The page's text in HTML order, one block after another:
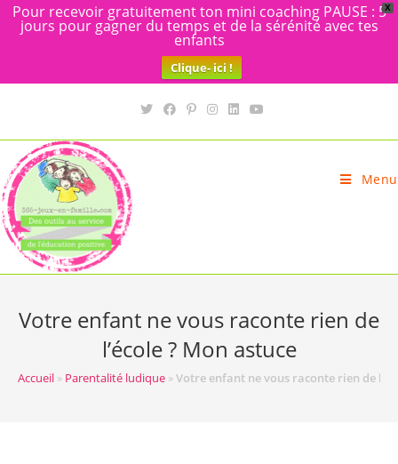
X
Pour recevoir gratuitement ton mini coaching PAUSE : 5
jours pour gagner du temps et de la sérénité avec tes
enfants
Clique- ici !
Menu
Votre enfant ne vous raconte rien de
l’école ? Mon astuce
Accueil » Parentalité ludique »Votre enfant ne vous raconte rien de